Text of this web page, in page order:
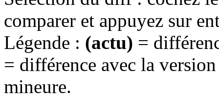
comparer et appuyez sur
Légende : (actu) =
= différence avec la
mineure.